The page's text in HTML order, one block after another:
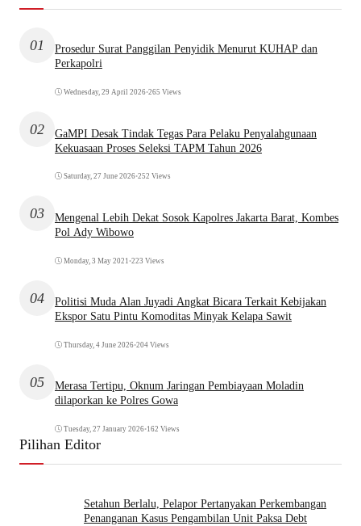
01
Prosedur Surat Panggilan Penyidik Menurut KUHAP dan
Perkapolri
Wednesday, 29 April 2026•265 Views
02
GaMPI Desak Tindak Tegas Para Pelaku Penyalahgunaan
Kekuasaan Proses Seleksi TAPM Tahun 2026
Saturday, 27 June 2026•252 Views
03
Mengenal Lebih Dekat Sosok Kapolres Jakarta Barat, Kombes
Pol Ady Wibowo
Monday, 3 May 2021 •223 Views
04
Politisi Muda Alan Juyadi Angkat Bicara Terkait Kebijakan
Ekspor Satu Pintu Komoditas Minyak Kelapa Sawit
Thursday, 4 June 2026•204 Views
05
Merasa Tertipu, Oknum Jaringan Pembiayaan Moladin
dilaporkan ke Polres Gowa
Tuesday, 27 January 2026•162 Views
Pilihan Editor
Setahun Berlalu, Pelapor Pertanyakan Perkembangan
Penanganan Kasus Pengambilan Unit Paksa Debt